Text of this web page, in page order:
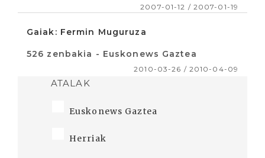
2007-01-12 / 2007-01-19
Gaiak: Fermin Muguruza
526 zenbakia - Euskonews Gaztea
2010-03-26 / 2010-04-09
ATALAK
Euskonews Gaztea
Herriak